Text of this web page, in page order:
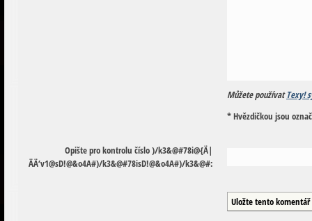
Můžete používatTexy!
* Hvězdičkou jsou
Opište pro kontrolu číslo)/k3&@#78i@{Ä|
ÄÄ‘v1@sD!@&o4A#)/k3&@#78isD!@&o4A#)/k3&@#: